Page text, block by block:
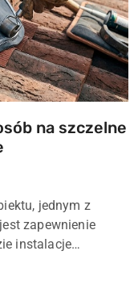
na szczelne
jednym z
zapewnienie
instalacje
najkró...